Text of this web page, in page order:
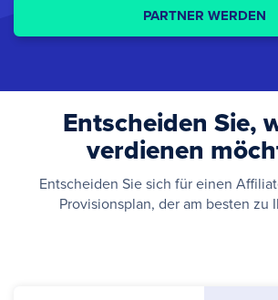
PARTNER WERDEN
Entscheiden Sie,
verdienen
Entscheiden Sie sich für einen
Provisionsplan, der am besten zu